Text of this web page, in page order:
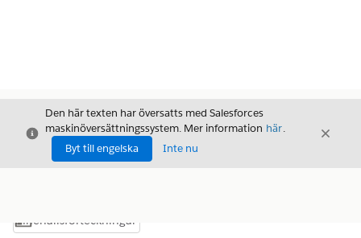
Stäng
Den här texten har översatts med Salesforces
maskinöversättningssystem. Mer information här.
Byt till engelska
Inte nu
Stäng
Visa innehållsförteckning
Innehållsförteckningar